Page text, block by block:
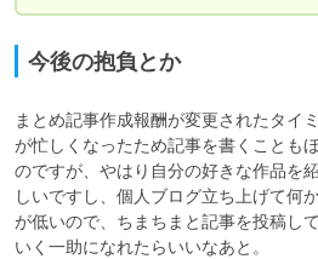
今後の抱負とか
まとめ記事作成報酬が変更されたタイ
が忙しくなったため記事を書くことも
のですが、やはり自分の好きな作品を
しいですし、個人ブログ立ち上げて何
が低いので、ちまちまと記事を投稿し
いく一助になれたらいいなあと。